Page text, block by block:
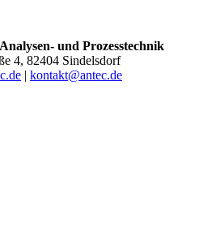
und Prozesstechnik
4, 82404 Sindelsdorf
| kontakt@antec.de